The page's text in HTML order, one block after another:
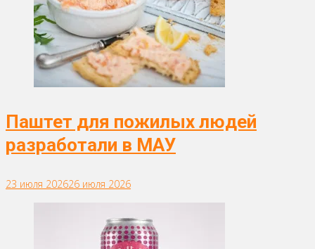
Паштет для пожилых людей
разработали в МАУ
23 июля 202626 июля 2026